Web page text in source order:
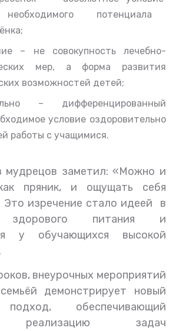
необходимого потенциала
– не совокупность лечебно-
мер, а форма развития
возможностей детей;
– дифференцированный
условие оздоровительно
работы с учащимися.
заметил: «Можно и
пряник, и ощущать себя
Это изречение стало идеей в
здорового питания и
у обучающихся высокой
внеурочных мероприятий
демонстрирует новый
обеспечивающий
реализацию задач